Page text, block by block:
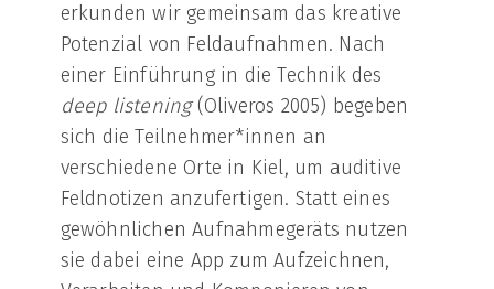
erkunden wir gemeinsam das kreative
Potenzial von Feldaufnahmen. Nach
einer Einführung in die Technik des
deep listening(Oliveros 2005) begeben
sich die Teilnehmer*innen an
verschiedene Orte in Kiel, um auditive
Feldnotizen anzufertigen. Statt eines
gewöhnlichen Aufnahmegeräts nutzen
sie dabei eine App zum Aufzeichnen,